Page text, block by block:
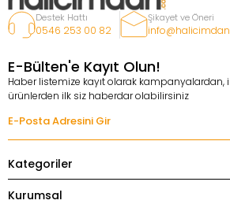
Destek Hattı
0546 253 00 82
Şikayet ve Öneri
E-Bülten'e Kayıt Olun!
Haber listemize kayıt olarak kampanyalardan,
ürünlerden ilk siz haberdar olabilirsiniz
Kategoriler
Kurumsal